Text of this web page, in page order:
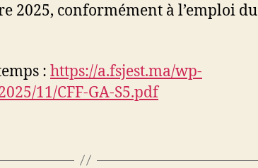
2025, conformément à l’emploi du
: https://a.fsjest.ma/wp-
11/CFF-GA-S5.pdf